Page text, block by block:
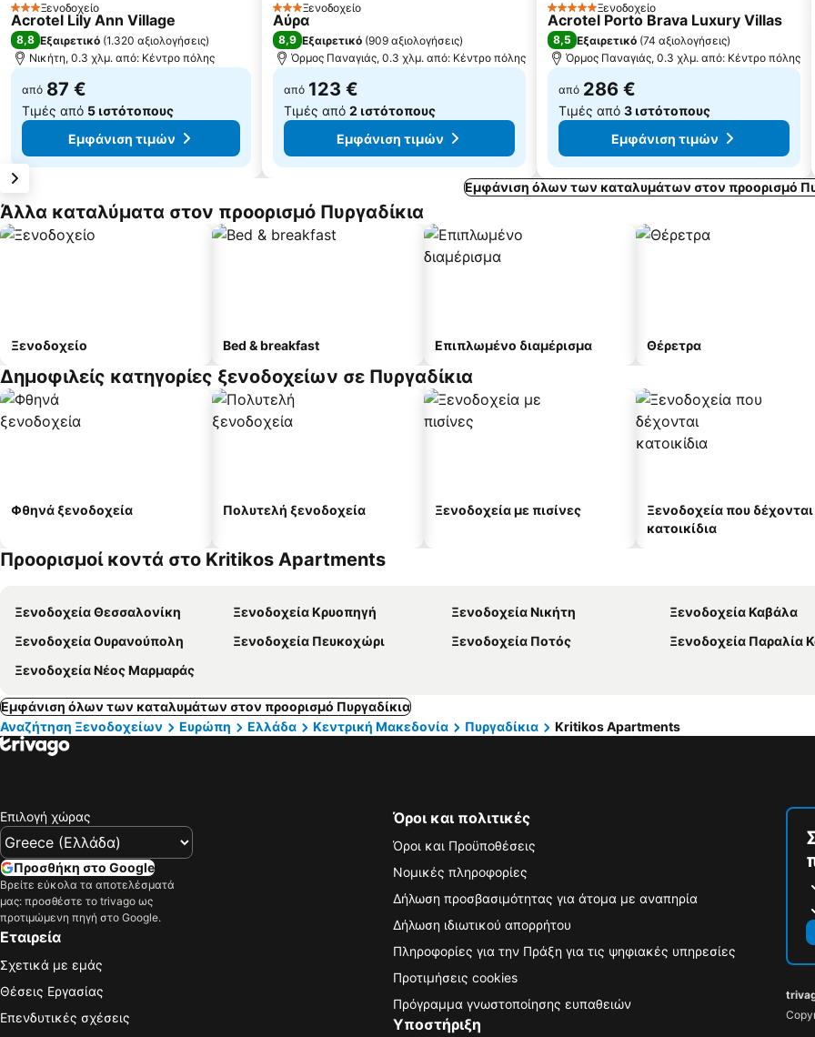
3 ΑστέριαΞενοδοχείο
Acrotel Lily Ann Village
8,8 Εξαιρετικό (1.320 αξιολογήσεις)
Νικήτη, 0.3 χλμ. από: Κέντρο πόλης
από 87 €
Τιμές από 5 ιστότοπους
Εμφάνιση τιμών
3 ΑστέριαΞενοδοχείο
Αύρα
8,9 Εξαιρετικό (909 αξιολογήσεις)
Όρμος Παναγιάς, 0.3 χλμ. από: Κέντρο πόλης
από 123 €
Τιμές από 2 ιστότοπους
Εμφάνιση τιμών
5 ΑστέριαΞενοδοχείο
Acrotel Porto Brava Luxury Villas
8,5 Εξαιρετικό (74 αξιολογήσεις)
Όρμος Παναγιάς, 0.3 χλμ. από: Κέντρο πόλης
από 286 €
Τιμές από 3 ιστότοπους
Εμφάνιση τιμών
Εμφάνιση όλων των καταλυμάτων στον προορισμό
Άλλα καταλύματα στον προορισμό Πυργαδίκια
Ξενοδοχείο Bed & breakfast Επιπλωμένο διαμέρισμα Θέρετρα
Δημοφιλείς κατηγορίες ξενοδοχείων σε Πυργαδίκια
Φθηνά ξενοδοχεία Πολυτελή ξενοδοχεία Ξενοδοχεία με πισίνες
Ξενοδοχεία που δέχονται
κατοικίδια
Προορισμοί κοντά στο Kritikos Apartments
Ξενοδοχεία Θεσσαλονίκη Ξενοδοχεία Κρυοπηγή Ξενοδοχεία Νικήτη
Ξενοδοχεία Καβάλα
Ξενοδοχεία Ουρανούπολη
Ξενοδοχεία Πευκοχώρι Ξενοδοχεία Ποτός
Ξενοδοχεία Παραλία
Ξενοδοχεία Νέος Μαρμαράς
Εμφάνιση όλων των καταλυμάτων στον προορισμό Πυργαδίκια
Αναζήτηση Ξενοδοχείων
Ευρώπη Ελλάδα Κεντρική Μακεδονία Πυργαδίκια Kritikos Apartments
Επιλογή χώρας
Προσθήκη στο Google
Βρείτε εύκολα τα αποτελέσματά
μας: προσθέστε το trivago ως
προτιμώμενη πηγή στο Google.
Εταιρεία
Σχετικά με εμάς
Θέσεις Εργασίας
Επενδυτικές σχέσεις
Όροι και πολιτικές
Όροι και Προϋποθέσεις
Νομικές πληροφορίες
Δήλωση προσβασιμότητας για άτομα με αναπηρία
Δήλωση ιδιωτικού απορρήτου
Πληροφορίες για την Πράξη για τις ψηφιακές υπηρεσίες
Προτιμήσεις cookies
Πρόγραμμα γνωστοποίησης ευπαθειών
Υποστήριξη